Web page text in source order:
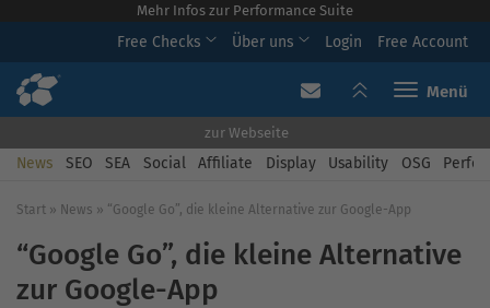
Mehr Infos zur Performance Suite
Free Checks Über uns Login Free Account
Toggle
zur Webseite
News SEO SEA Social Affiliate Display Usability OSG
Start » News » “Google Go”, die kleine Alternative zur Google-App
“Google Go”, die kleine Alternative
zur Google-App